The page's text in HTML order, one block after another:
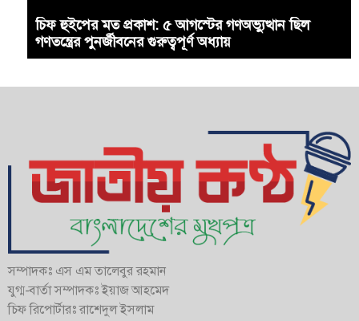
চিফ হুইপের মত প্রকাশ: ৫ আগস্টের গণঅভ্যুত্থান ছিল
গণতন্ত্রের পুনর্জীবনের গুরুত্বপূর্ণ অধ্যায়
সম্পাদকঃ এস এম তালেবুর রহমান
যুগ্ম-বার্তা সম্পাদকঃ ইয়াজ আহমেদ
চিফ রিপোর্টারঃ রাশেদুল ইসলাম